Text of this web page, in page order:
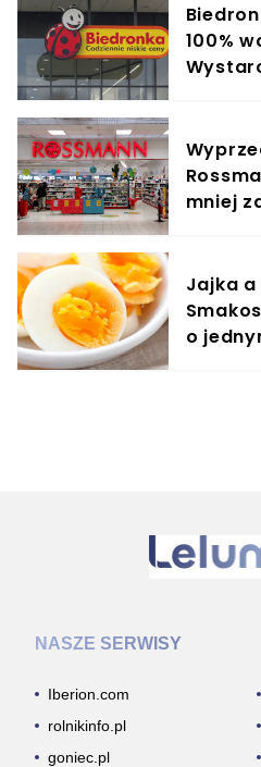
100%
mniej
Jajka
o
NASZE SERWISY
Iberion.com
rolnikinfo.pl
goniec.pl